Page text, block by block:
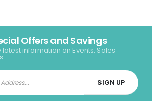
Offers and Savings
latest information on Events, Sales